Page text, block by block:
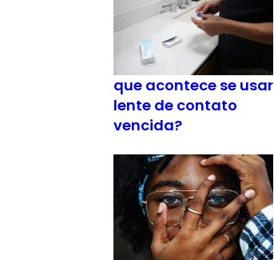
que acontece se usar
lente de contato
vencida?